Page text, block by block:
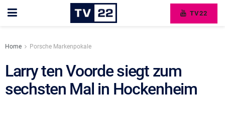
TV22
Home Porsche Markenpokale
Larry ten Voorde siegt zum
sechsten Mal in Hockenheim